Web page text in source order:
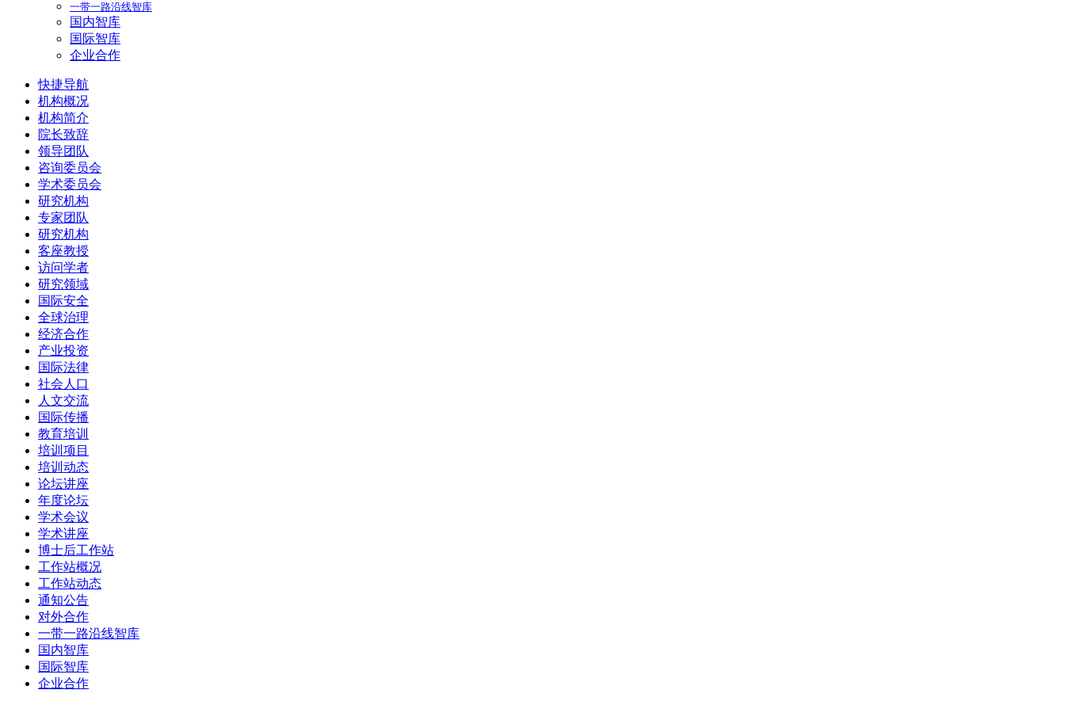
一带一路沿线智库
国内智库
国际智库
企业合作
快捷导航
机构概况
机构简介
院长致辞
领导团队
咨询委员会
学术委员会
研究机构
专家团队
研究机构
客座教授
访问学者
研究领域
国际安全
全球治理
经济合作
产业投资
国际法律
社会人口
人文交流
国际传播
教育培训
培训项目
培训动态
论坛讲座
年度论坛
学术会议
学术讲座
博士后工作站
工作站概况
工作站动态
通知公告
对外合作
一带一路沿线智库
国内智库
国际智库
企业合作